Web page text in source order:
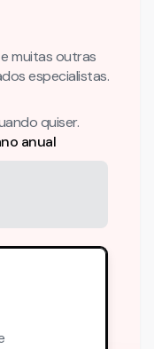
muitas outras
especialistas.
quiser.
anual